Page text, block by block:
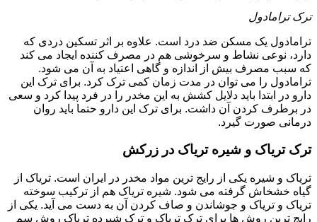
ترک ترامادول
ترامادول یک مسکن ضد درد است. علاوه بر اثر تسکین دردی که
دارد، نوعی نشاط و سرخوشی هم در مصرف کننده ایجاد می کند
که سبب مصرف بیش از اندازه و گاهی اعتیاد به آن می شود.
ترامادول را می توان در مدت زمان کمی ترک کرد. برای ترک این
دارو در ابتدا باید دلایل کشش به این مخدر را در فرد پیدا کرد و سعی
در برطرف کردن آن داشت. برای ترک این دارو حتما باید روان
درمانی صورت گیرد.
ترک تریاک و شیره تریاک در زرکش
تریاک و شیره یکی از رایج ترین مواد مخدر در ایران است. تریاک از
گیاه خشخاش گرفته می شود. شیره تریاک هم از ترکیب سوخته
تریاک و تریاک و جوشاندن و صاف کردن آن به دست می آید. یکی از
رایج ترین روش ها برای ترک تریاک و ترک شیرده تریاک روش سم